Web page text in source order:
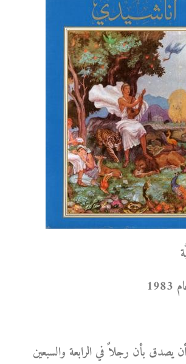
يصدق بأن رجلاً في الرابعة والسبعين